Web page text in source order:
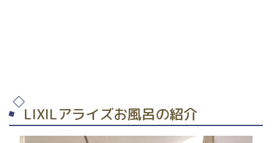
LIXILアライズお風呂の紹介